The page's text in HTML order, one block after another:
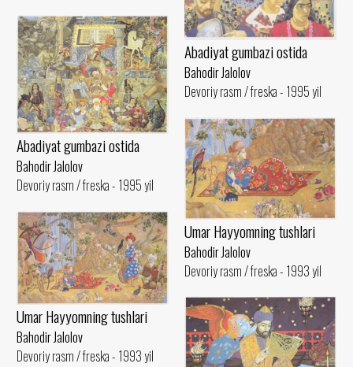
Abadiyat gumbazi ostida
Bahodir Jalolov
Devoriy rasm / freska - 1995 yil
Abadiyat gumbazi ostida
Bahodir Jalolov
Devoriy rasm / freska - 1995 yil
Umar Hayyomning tushlari
Bahodir Jalolov
Devoriy rasm / freska - 1993 yil
Umar Hayyomning tushlari
Bahodir Jalolov
Devoriy rasm / freska - 1993 yil